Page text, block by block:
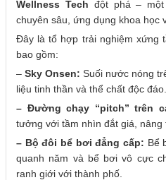
Wellness Tech đột phá –
chuyên sâu, ứng dụng khoa học
Đây là tổ hợp trải nghiệm xứng
bao gồm:
–Sky Onsen: Suối nước nóng
liệu tinh thần và thể chất độc đáo.
– Đường chạy “pitch” trên
tưởng với tầm nhìn đắt giá, nâng
– Bộ đôi bể bơi đẳng cấp: Bể
quanh năm và bể bơi vô cực
ranh giới với thành phố.